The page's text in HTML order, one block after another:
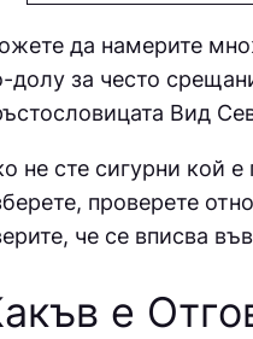
да намерите
долу за често
Вид
не сте сигурни кой е
проверете
че се вписва
е